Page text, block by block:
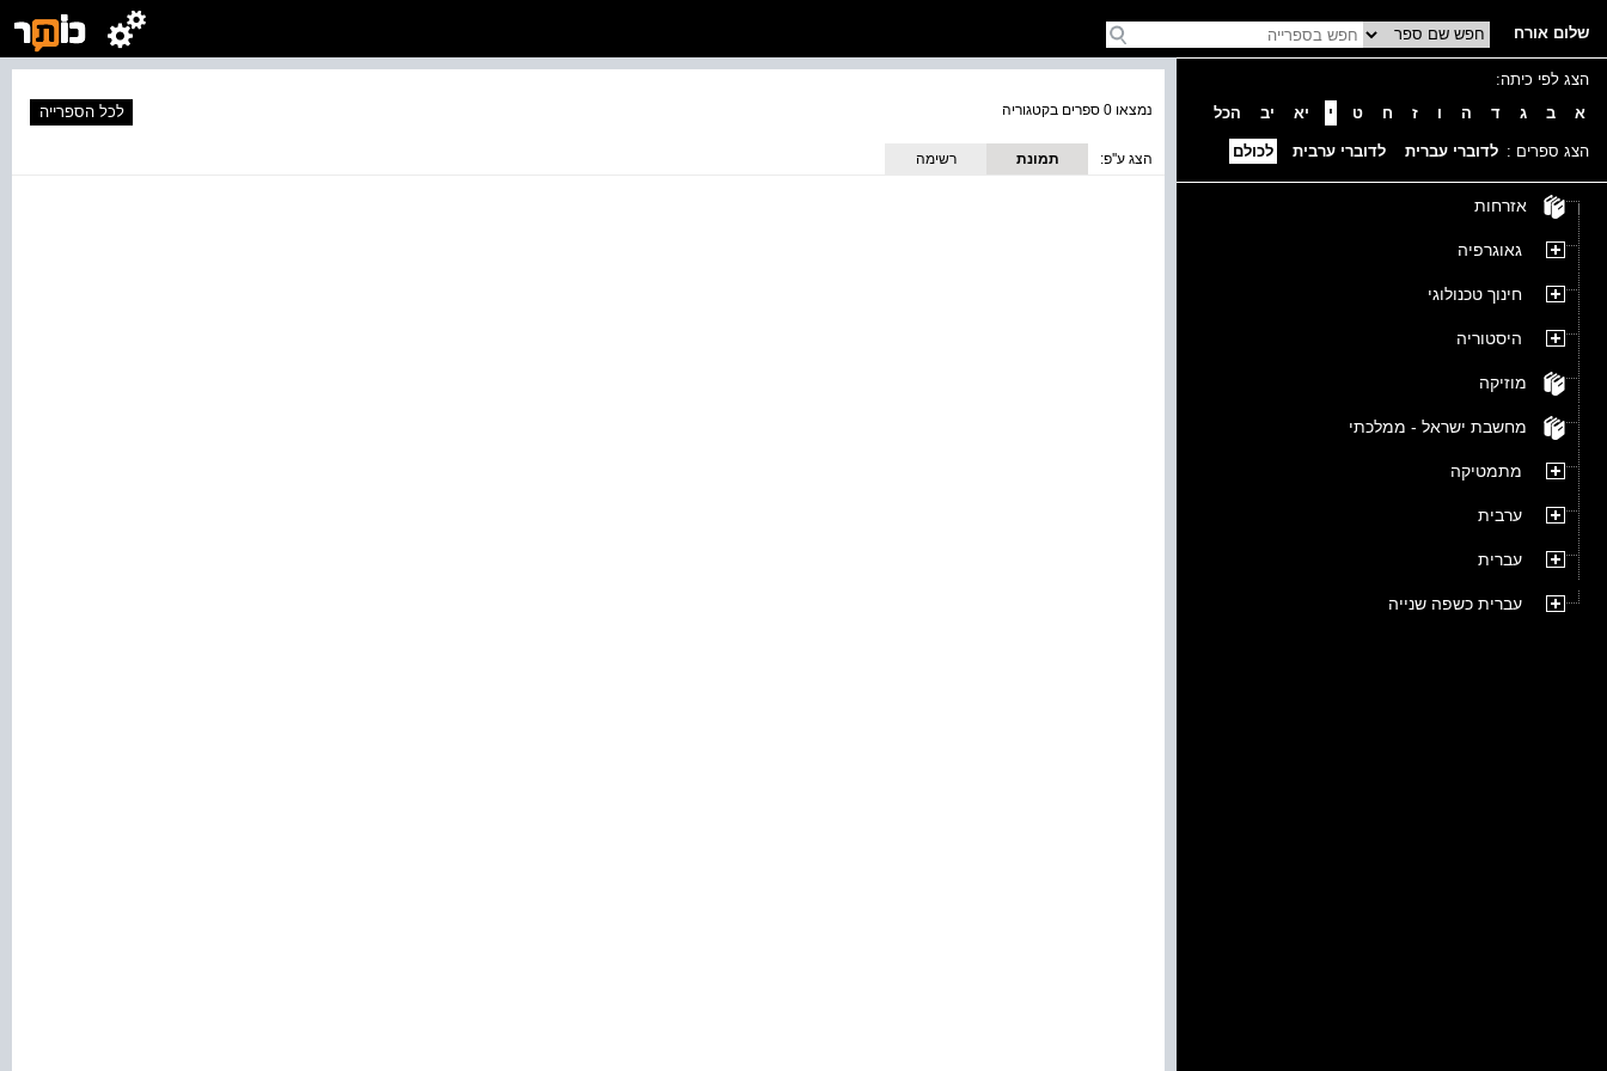
שלום אורח
הצג לפי כיתה:
א
ב ג ד ה ו ז ח ט י יא יב הכל
הצג ספרים : לדוברי עברית לדוברי ערבית לכולם
אזרחות
גאוגרפיה
חינוך טכנולוגי
היסטוריה
מוזיקה
מחשבת ישראל - ממלכתי
מתמטיקה
ערבית
עברית
עברית כשפה שנייה
נמצאו 0 ספרים בקטגוריה לכל הספרייה
הצג ע''פ:
תמונת
רשימה